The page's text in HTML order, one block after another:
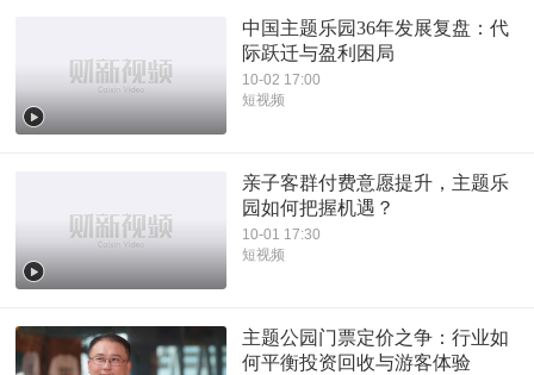
中国主题乐园36年发展复盘：代
际跃迁与盈利困局
10-02 17:00
短视频
亲子客群付费意愿提升，主题乐
园如何把握机遇？
10-01 17:30
短视频
主题公园门票定价之争：行业如
何平衡投资回收与游客体验